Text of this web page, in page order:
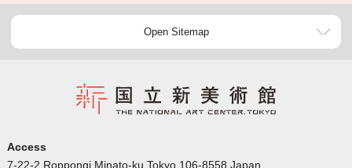
Open Sitemap
Access
7-22-2 Roppongi Minato-ku Tokyo 106-8558 Japan